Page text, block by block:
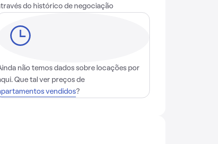
do histórico de negociação
não temos dados sobre locações por
Que tal ver preços de
vendidos?